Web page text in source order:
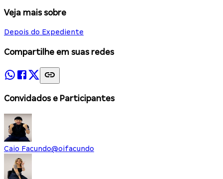
Veja mais sobre
Depois do Expediente
Compartilhe em suas redes
Convidados e Participantes
Caio Facundo@oifacundo